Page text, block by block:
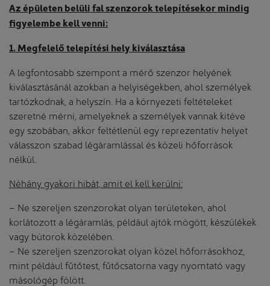
Az épületen belüli fal szenzorok telepítésekor mindig
figyelembe kell venni:
1. Megfelelő telepítési hely kiválasztása
A legfontosabb szempont a mérő szenzor helyének
kiválasztásánál azokban a helyiségekben, ahol személyek
tartózkodnak, a helyszín. Ha a környezeti feltételeket
szeretné mérni, amelyeknek a személyek vannak kitéve
egy szobában, akkor feltétlenül egy reprezentatív helyet
válasszon szabad légáramlással és közeli hőforrások
nélkül.
Néhány gyakori hibát, amit el kell kerülni:
– Ne szereljen szenzorokat olyan területeken, ahol
korlátozott a légáramlás, például ajtók mögött, készülékek
vagy bútorok közelében.
– Ne szereljen szenzorokat olyan közel hőforrásokhoz,
mint például fűtőtest, fűtőcsatorna vagy nyomtató vagy
másológép fölött.